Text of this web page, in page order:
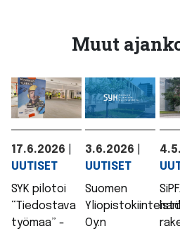
Muut
17.6.2026
UUTISET
SYK pilotoi
“Tiedostava
työmaa” -
3.6.2026
UUTISET
Suomen
Oy:n